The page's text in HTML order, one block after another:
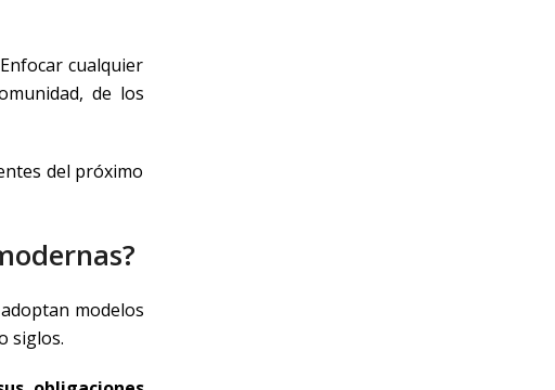
cualquier
de los
del próximo
modelos
siglos.